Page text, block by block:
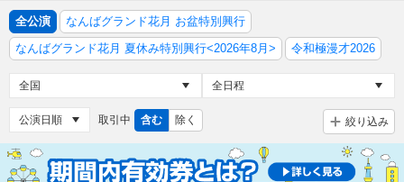
全公演
なんばグランド花月 お盆特別興行
なんばグランド花月 夏休み特別興行<2026年8月>
令和極漫才2026
取引中 含む 除く 絞り込み